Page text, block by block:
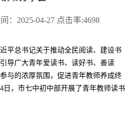
：2025-04-27 点击率:4698
平总书记关于推动全民阅读、建设书
导广大青年爱读书、读好书、善读
与的浓厚氛围，促进青年教师养成终
日，市七中初中部开展了青年教师读书